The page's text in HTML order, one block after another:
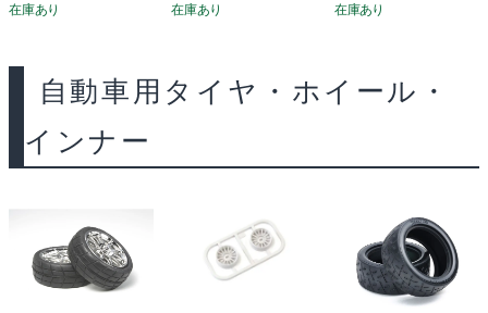
自動車用タイヤ・ホイール・
インナー